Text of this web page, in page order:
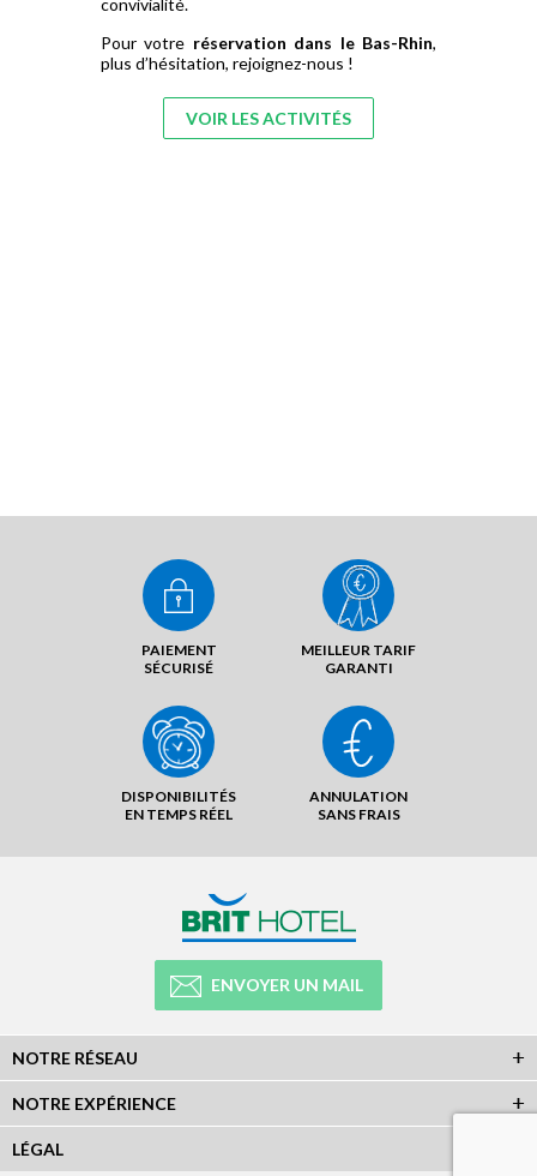
convivialité.
Pour votre réservation dans le Bas-Rhin,
plus d’hésitation, rejoignez-nous !
VOIR LES ACTIVITÉS
PAIEMENT
SÉCURISÉ
MEILLEUR TARIF
GARANTI
DISPONIBILITÉS
EN TEMPS RÉEL
ANNULATION
SANS FRAIS
ENVOYER UN MAIL
NOTRE RÉSEAU
NOTRE EXPÉRIENCE
LÉGAL